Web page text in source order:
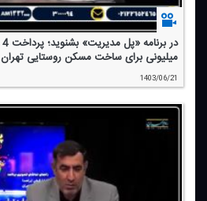
میلیونی برای ساخت مسكن روستایی تهران
1403/06/21